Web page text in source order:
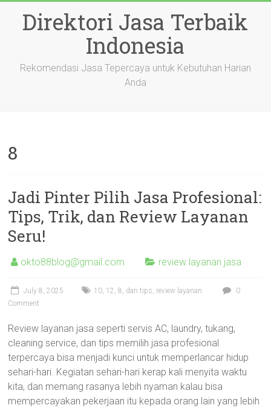
contentDirektori Jasa Terbaik
Indonesia
Rekomendasi Jasa Tepercaya untuk Kebutuhan Harian
Anda
8
Jadi Pinter Pilih Jasa Profesional:
Tips, Trik, dan Review Layanan
Seru!
okto88blog@gmail.com review layanan jasa
July 8, 2025 10, 12 ,8, dan tips, review layanan
0
Comment
Review layanan jasa seperti servis AC, laundry, tukang,
cleaning service, dan tips memilih jasa profesional
terpercaya bisa menjadi kunci untuk memperlancar hidup
sehari-hari. Kegiatan sehari-hari kerap kali menyita waktu
kita, dan memang rasanya lebih nyaman kalau bisa
mempercayakan pekerjaan itu kepada orang lain yang lebih